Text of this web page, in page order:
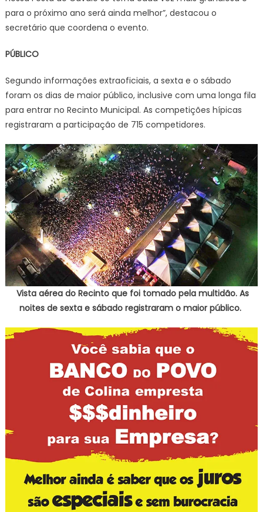
para o próximo ano será ainda melhor”, destacou o
secretário que coordena o evento.
PÚBLICO
Segundo informações extraoficiais, a sexta e o sábado
foram os dias de maior público, inclusive com uma longa fila
para entrar no Recinto Municipal. As competições hípicas
registraram a participação de 715 competidores.
Vista aérea do Recinto que foi tomado pela multidão. As
noites de sexta e sábado registraram o maior público.